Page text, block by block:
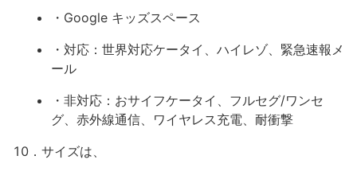
・Google キッズスペース
・対応：世界対応ケータイ、ハイレゾ、緊急速報メ
ール
・非対応：おサイフケータイ、フルセグ/ワンセ
グ、赤外線通信、ワイヤレス充電、耐衝撃
10．サイズは、